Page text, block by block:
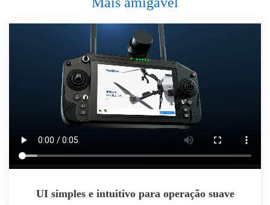
UI simples e intuitivo para operação suave